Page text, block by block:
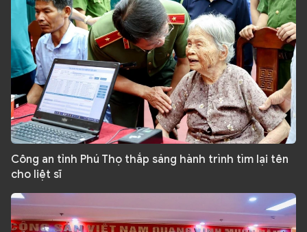
Công an tỉnh Phú Thọ thắp sáng hành trình tìm lại tên
cho liệt sĩ